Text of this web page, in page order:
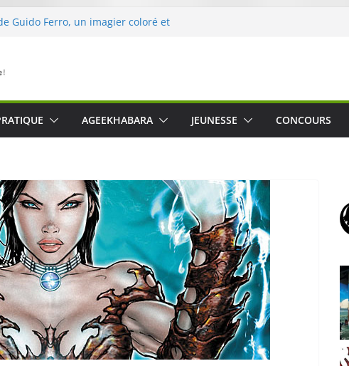
le Crusher 540 Active : un casque audio
« Nettoyons la nature »
: une expérience intime et engagée à
was The Water », le film concert
AGEEKHABARA JEUNESSE CONCOURS